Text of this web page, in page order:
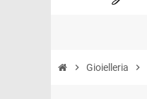
chevron_right Gioielleria chevron_right